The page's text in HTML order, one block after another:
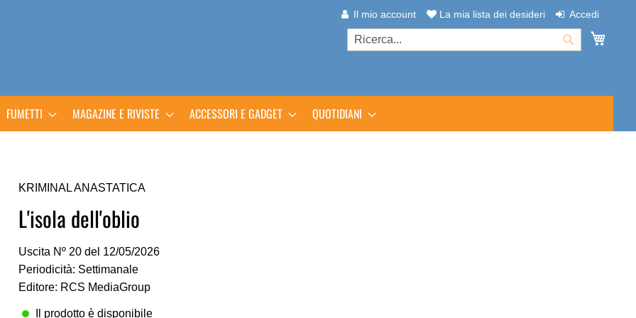
Il mio account La mia lista dei desideri Accedi
Cerca
FUMETTI MAGAZINE E RIVISTE ACCESSORI E GADGET QUOTIDIANI
KRIMINAL ANASTATICA
L'isola dell'oblio
Uscita Nº 20 del 12/05/2026
Periodicità: Settimanale
Editore: RCS MediaGroup
Il prodotto è disponibile